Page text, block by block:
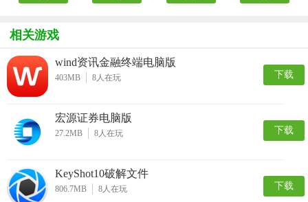
相关游戏
wind资讯金融终端电脑版
403MB 8人在玩 下载
宏源证券电脑版
27.2MB 8人在玩 下载
KeyShot10破解文件
806.7MB 8人在玩 下载